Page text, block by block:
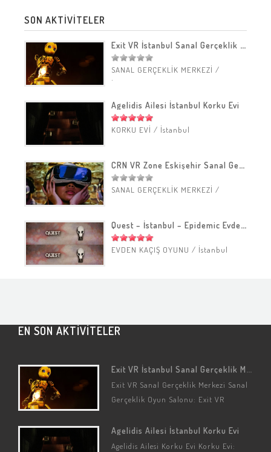
SON AKTİVİTELER
Exit VR İstanbul Sanal Gerçeklik Merkezi
SANAL GERÇEKLİK MERKEZİ /
Agelidis Ailesi İstanbul Korku Evi
KORKU EVİ / İstanbul
CRN VR Zone Eskişehir Sanal Gerçeklik Merkezi
SANAL GERÇEKLİK MERKEZİ /
Quest – İstanbul – Epidemic Evden Kaçış Oyunu
EVDEN KAÇIŞ OYUNU / İstanbul
EN SON AKTİVİTELER
Exit VR İstanbul Sanal Gerçeklik Merkezi
Exit VR Sanal Gerçeklik Merkezi Sanal
Gerçeklik Oyun Salonu: Exit VR
Gerçeklik Seçenekleri: Kaçış Oyunları
(Özelleştirilmiş) Sanal Gerçeklik
Agelidis Ailesi İstanbul Korku Evi
Agelidis Ailesi Korku Evi Korku Evi: